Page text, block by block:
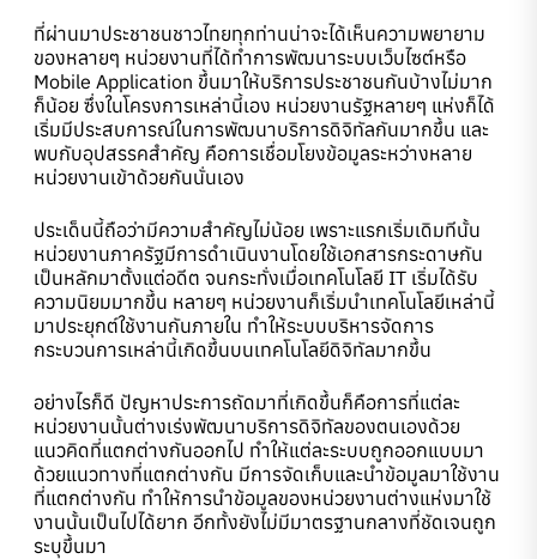
ที่ผ่านมาประชาชนชาวไทยทุกท่านน่าจะได้เห็นความพยายาม
ของหลายๆ หน่วยงานที่ได้ทำการพัฒนาระบบเว็บไซต์หรือ
Mobile Application ขึ้นมาให้บริการประชาชนกันบ้างไม่มาก
ก็น้อย ซึ่งในโครงการเหล่านี้เอง หน่วยงานรัฐหลายๆ แห่งก็ได้
เริ่มมีประสบการณ์ในการพัฒนาบริการดิจิทัลกันมากขึ้น และ
พบกับอุปสรรคสำคัญ คือการเชื่อมโยงข้อมูลระหว่างหลาย
หน่วยงานเข้าด้วยกันนั่นเอง
ประเด็นนี้ถือว่ามีความสำคัญไม่น้อย เพราะแรกเริ่มเดิมทีนั้น
หน่วยงานภาครัฐมีการดำเนินงานโดยใช้เอกสารกระดาษกัน
เป็นหลักมาตั้งแต่อดีต จนกระทั่งเมื่อเทคโนโลยี IT เริ่มได้รับ
ความนิยมมากขึ้น หลายๆ หน่วยงานก็เริ่มนำเทคโนโลยีเหล่านี้
มาประยุกต์ใช้งานกันภายใน ทำให้ระบบบริหารจัดการ
กระบวนการเหล่านี้เกิดขึ้นบนเทคโนโลยีดิจิทัลมากขึ้น
อย่างไรก็ดี ปัญหาประการถัดมาที่เกิดขึ้นก็คือการที่แต่ละ
หน่วยงานนั้นต่างเร่งพัฒนาบริการดิจิทัลของตนเองด้วย
แนวคิดที่แตกต่างกันออกไป ทำให้แต่ละระบบถูกออกแบบมา
ด้วยแนวทางที่แตกต่างกัน มีการจัดเก็บและนำข้อมูลมาใช้งาน
ที่แตกต่างกัน ทำให้การนำข้อมูลของหน่วยงานต่างแห่งมาใช้
งานนั้นเป็นไปได้ยาก อีกทั้งยังไม่มีมาตรฐานกลางที่ชัดเจนถูก
ระบุขึ้นมา